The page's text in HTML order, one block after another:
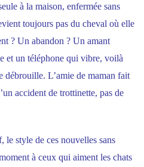
à la maison, enfermée sans
toujours pas du cheval où elle
? Un abandon ? Un amant
et un téléphone qui vibre, voilà
débrouille. L’amie de maman fait
accident de trottinette, pas de
le style de ces nouvelles sans
à ceux qui aiment les chats